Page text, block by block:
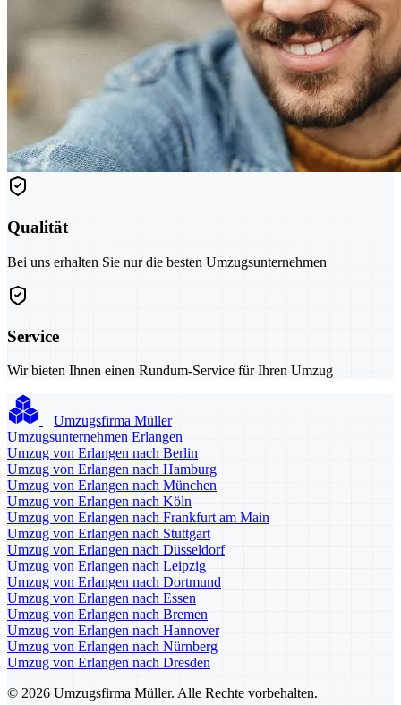
Qualität
Bei uns erhalten Sie nur die besten Umzugsunternehmen
Service
Wir bieten Ihnen einen Rundum-Service für Ihren Umzug
Umzugsfirma Müller
Umzugsunternehmen Erlangen
Umzug von Erlangen nach Berlin
Umzug von Erlangen nach Hamburg
Umzug von Erlangen nach München
Umzug von Erlangen nach Köln
Umzug von Erlangen nach Frankfurt am Main
Umzug von Erlangen nach Stuttgart
Umzug von Erlangen nach Düsseldorf
Umzug von Erlangen nach Leipzig
Umzug von Erlangen nach Dortmund
Umzug von Erlangen nach Essen
Umzug von Erlangen nach Bremen
Umzug von Erlangen nach Hannover
Umzug von Erlangen nach Nürnberg
Umzug von Erlangen nach Dresden
© 2026 Umzugsfirma Müller. Alle Rechte vorbehalten.